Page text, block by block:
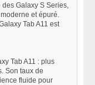
Galaxy S Series,
et épuré.
Tab A11 est
Tab A11 : plus
Son taux de
fluide pour